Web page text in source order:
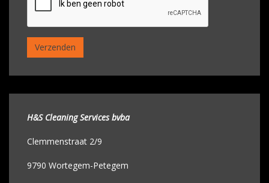
Verzenden
H&S Cleaning Services bvba
Clemmenstraat 2/9
9790 Wortegem-Petegem